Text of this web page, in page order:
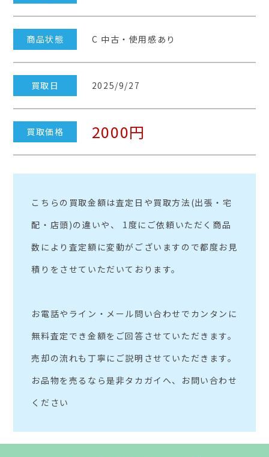
商品状態 C 中古・使用感あり
買取日 2025/9/27
買取価格 2000円
こちらの買取金額は査定日や買取方法(出張・宅
配・店頭)の違いや、 1度にご依頼いただく商品
数により査定額に変動がございますので都度お見
積りをさせていただいております。
お電話やライン・メール問い合わせでカンタンに
無料査定でき金額をご回答させていただきます。
売却の流れも丁寧にご説明させていただきます。
お品物を売るなら是非タカガイへ、お問い合わせ
ください